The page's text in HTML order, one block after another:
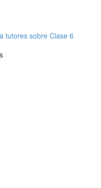
tutores sobre Clase 6